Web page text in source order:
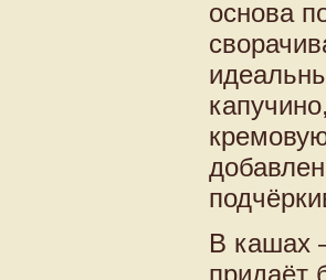
основа
В кашах
придаёт